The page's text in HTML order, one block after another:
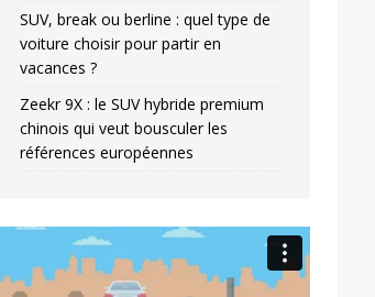
SUV, break ou berline : quel type de
voiture choisir pour partir en
vacances ?
Zeekr 9X : le SUV hybride premium
chinois qui veut bousculer les
références européennes
Video